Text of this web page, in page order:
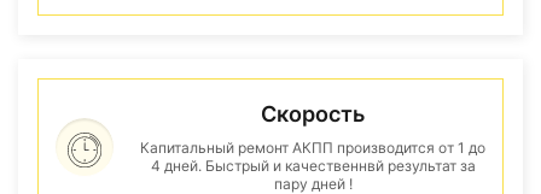
Скорость
Капитальный ремонт АКПП производится от 1 до
4 дней. Быстрый и качественнвй результат за
пару дней !